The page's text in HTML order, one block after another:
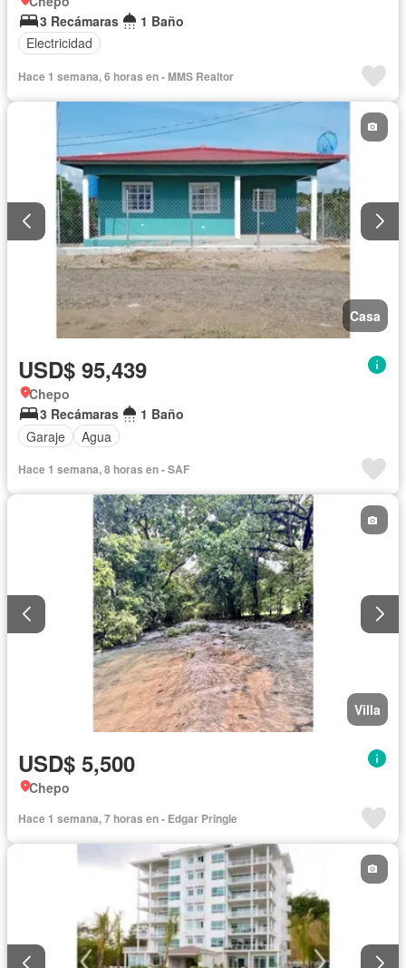
3 Recámaras
1 Baño
Electricidad
Hace 1 semana, 6 horas en - MMS Realtor
Casa
USD$ 95,439
Chepo
3 Recámaras
1 Baño
Garaje
Agua
Hace 1 semana, 8 horas en - SAF
Villa
USD$ 5,500
Chepo
Hace 1 semana, 7 horas en - Edgar Pringle